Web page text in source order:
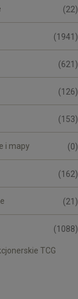
(22)
(1941)
(621)
(126)
(153)
i mapy (0)
(162)
(21)
(1088)
TCG